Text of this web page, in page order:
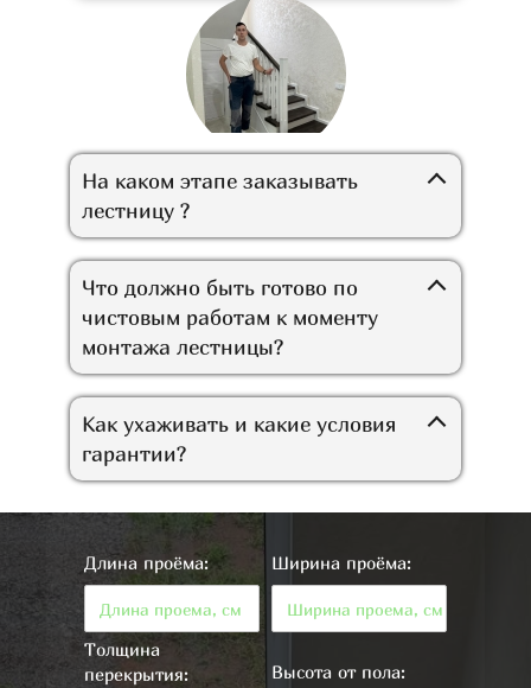
Отвечает на вопросы
руководитель компании
Брент Вуд:
- Шамиль Хуснуллин Д.
У нас есть ответы на
вопросы
На каком этапе заказывать
лестницу ?
Что должно быть готово по
чистовым работам к моменту
монтажа лестницы?
Как ухаживать и какие условия
гарантии?
Длина проёма:
Толщина
перекрытия:
Ширина проёма:
Высота от пола: